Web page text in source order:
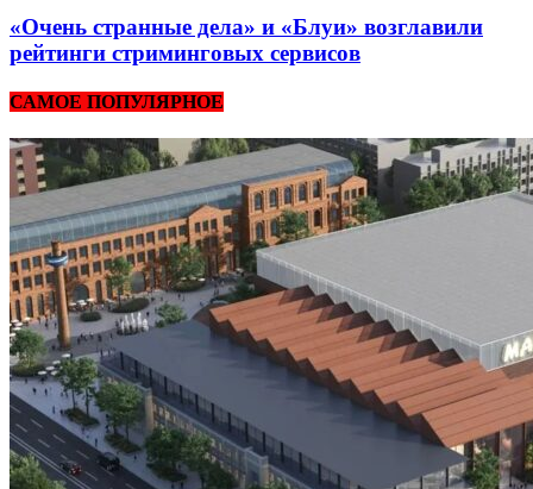
«Очень странные дела» и «Блуи» возглавили
рейтинги стриминговых сервисов
САМОЕ ПОПУЛЯРНОЕ